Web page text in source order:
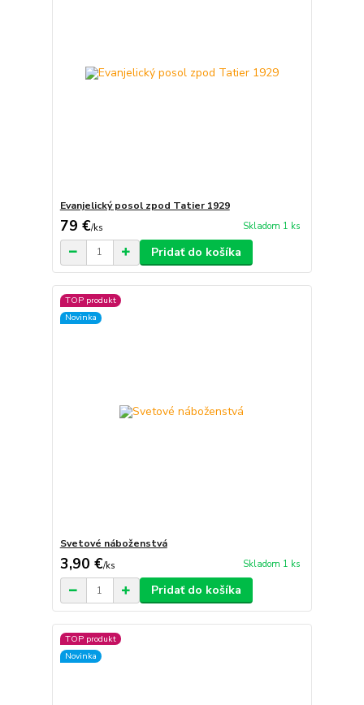
Evanjelický posol zpod Tatier 1929
79 €/ks Skladom 1 ks
Pridať do košíka
TOP produkt
Novinka
Svetové náboženstvá
3,90 €/ks Skladom 1 ks
Pridať do košíka
TOP produkt
Novinka